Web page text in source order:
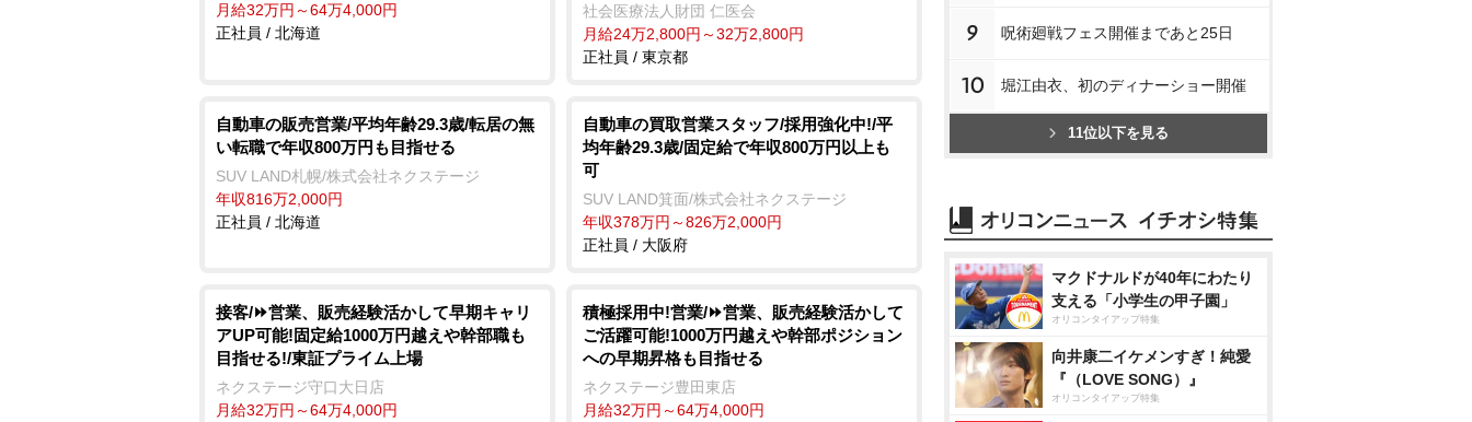
月給32万円～64万4,000円
正社員 / 北海道
社会医療法人財団 仁医会
月給24万2,800円～32万2,800円
正社員 / 東京都
自動車の販売営業/平均年齢29.3歳/転居の無
い転職で年収800万円も目指せる
SUV LAND札幌/株式会社ネクステージ
年収816万2,000円
正社員 / 北海道
自動車の買取営業スタッフ/採用強化中!/平
均年齢29.3歳/固定給で年収800万円以上も
可
SUV LAND箕面/株式会社ネクステージ
年収378万円～826万2,000円
正社員 / 大阪府
接客/⏩️営業、販売経験活かして早期キャリ
アUP可能!固定給1000万円越えや幹部職も
目指せる!/東証プライム上場
ネクステージ守口大日店
月給32万円～64万4,000円
積極採用中!営業/⏩️営業、販売経験活かして
ご活躍可能!1000万円越えや幹部ポジション
への早期昇格も目指せる
ネクステージ豊田東店
月給32万円～64万4,000円
9 呪術廻戦フェス開催まであと25日
10 堀江由衣、初のディナーショー開催
11位以下を見る
マクドナルドが40年にわたり
支える「小学生の甲子園」
オリコンタイアップ特集
向井康二イケメンすぎ！純愛
『（LOVE SONG）』
オリコンタイアップ特集